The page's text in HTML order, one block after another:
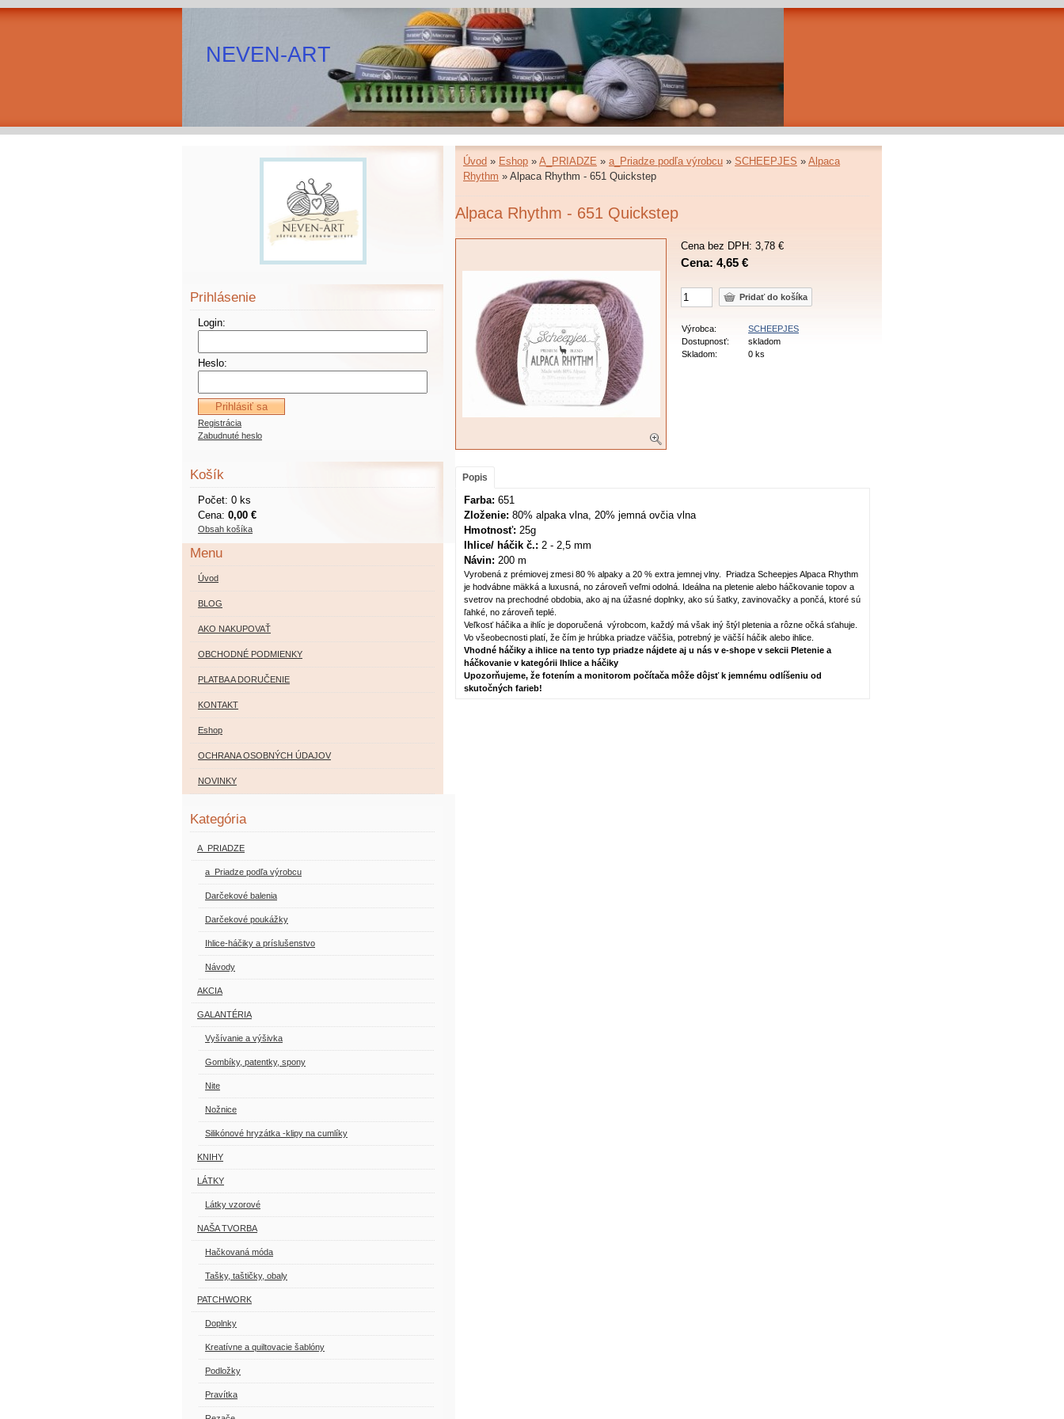
NEVEN-ART
Úvod » Eshop » A_PRIADZE » a_Priadze podľa výrobcu » SCHEEPJES » Alpaca
Rhythm » Alpaca Rhythm - 651 Quickstep
Alpaca Rhythm - 651 Quickstep
Cena bez DPH: 3,78 €
Cena: 4,65 €
Výrobca:
SCHEEPJES
Dostupnosť:
skladom
Skladom:
0 ks
Popis
Farba: 651
Zloženie: 80% alpaka vlna, 20% jemná ovčia vlna
Hmotnosť: 25g
Ihlice/ háčik č.: 2 - 2,5 mm
Návin: 200 m
Vyrobená z prémiovej zmesi 80 % alpaky a 20 % extra jemnej vlny. Priadza Scheepjes Alpaca Rhythm
je hodvábne mäkká a luxusná, no zároveň veľmi odolná. Ideálna na pletenie alebo háčkovanie topov a
svetrov na prechodné obdobia, ako aj na úžasné doplnky, ako sú šatky, zavinovačky a pončá, ktoré sú
ľahké, no zároveň teplé.
Veľkosť háčika a ihlíc je doporučená výrobcom, každý má však iný štýl pletenia a rôzne očká sťahuje.
Vo všeobecnosti platí, že čím je hrúbka priadze väčšia, potrebný je väčší háčik alebo ihlice.
Vhodné háčiky a ihlice na tento typ priadze nájdete aj u nás v e-shope v sekcii Pletenie a
háčkovanie v kategórii Ihlice a háčiky
Upozorňujeme, že fotením a monitorom počítača môže dôjsť k jemnému odlíšeniu od
skutočných farieb!
Prihlásenie
Login:
Heslo:
Registrácia
Zabudnuté heslo
Košík
Počet: 0 ks
Cena: 0,00 €
Obsah košíka
Menu
Úvod
BLOG
AKO NAKUPOVAŤ
OBCHODNÉ PODMIENKY
PLATBA A DORUČENIE
KONTAKT
Eshop
OCHRANA OSOBNÝCH ÚDAJOV
NOVINKY
Kategória
A_PRIADZE
a_Priadze podľa výrobcu
Darčekové balenia
Darčekové poukážky
Ihlice-háčiky a príslušenstvo
Návody
AKCIA
GALANTÉRIA
Vyšívanie a výšivka
Gombíky, patentky, spony
Nite
Nožnice
Silikónové hryzátka -klipy na cumlíky
KNIHY
LÁTKY
Látky vzorové
NAŠA TVORBA
Hačkovaná móda
Tašky, taštičky, obaly
PATCHWORK
Doplnky
Kreatívne a quiltovacie šablóny
Podložky
Pravítka